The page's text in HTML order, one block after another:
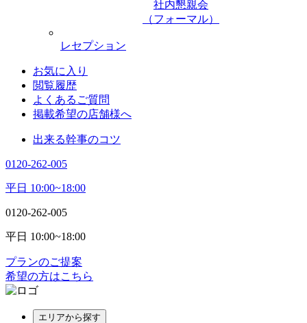
社内懇親会
（フォーマル）
レセプション
お気に入り
閲覧履歴
よくあるご質問
掲載希望の店舗様へ
出来る幹事のコツ
0120-262-005
平日 10:00~18:00
0120-262-005
平日 10:00~18:00
プランのご提案
希望の方はこちら
エリアから探す